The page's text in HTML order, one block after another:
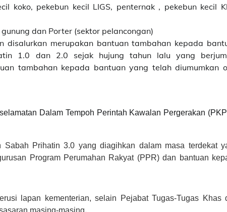
koko, pekebun kecil LIGS, penternak , pekebun kecil
dan Porter (sektor pelancongan)
merupakan bantuan tambahan kepada
1.0 dan 2.0 sejak hujung tahun lalu yang
tambahan kepada bantuan yang telah diumumkan
Dalam Tempoh Perintah Kawalan Pergerakan
Prihatin 3.0 yang diagihkan dalam masa terdekat
Program Perumahan Rakyat (PPR) dan bantuan
lapan kementerian, selain Pejabat Tugas-Tugas Khas
masing-masing.